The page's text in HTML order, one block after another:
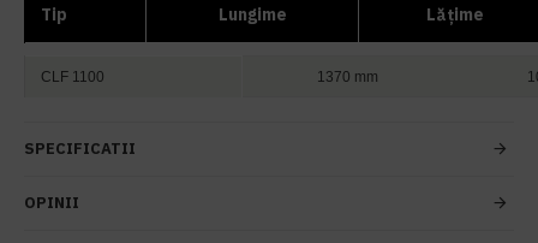
Tip Lungime Lăţime
CLF 1100 1370 mm
SPECIFICATII
OPINII